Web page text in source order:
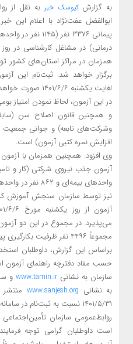
به گزارشکیوسک خبر به نقل از
ابوالفضل عفت‌نژاد با اعلام این
همزمان در مراکز استان‌های
لغایت یکشنبه
و همچنین قانون اصلاح سن
وشرکت‌های تابعه) و جوانی جمعیت
افزایش نمره کتبی آزمون) است.
وی افزود: همچنین همزمان با
واحدهای بیمه‌ای
نیز توسط سازمان سنجش آموزش
می‌پذیرد. در مجموع در این دو
مجموعاً ۴۴۹۶ نفر ظرفیت بکارگیری پیش‌بینی شده است.
براساس این گزارش، داوطلبان
حسب مفاد دفترچه راهنمای
سازمان به نشانی www.tamin.irو
به نشانی www.sanjesh.org
۱۴۰۱/۵/۳۱ نسبت به ثبت‌نام در سامانه مربوطه اقدام کنند.
روابط‌عمومی سازمان
است داوطلبان گرامی توجه